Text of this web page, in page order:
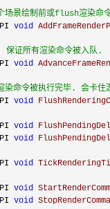
场景绘制前或flush渲染命
void
保证所有渲染命令被入队.
void
染命令被执行完毕. 会卡
void
void
void
void
void
void